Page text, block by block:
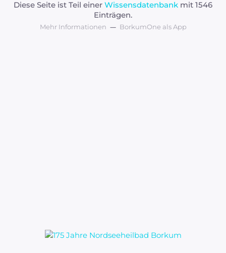
Diese Seite ist Teil einer Wissensdatenbank mit 1546
Einträgen.
Mehr Informationen BorkumOne als App